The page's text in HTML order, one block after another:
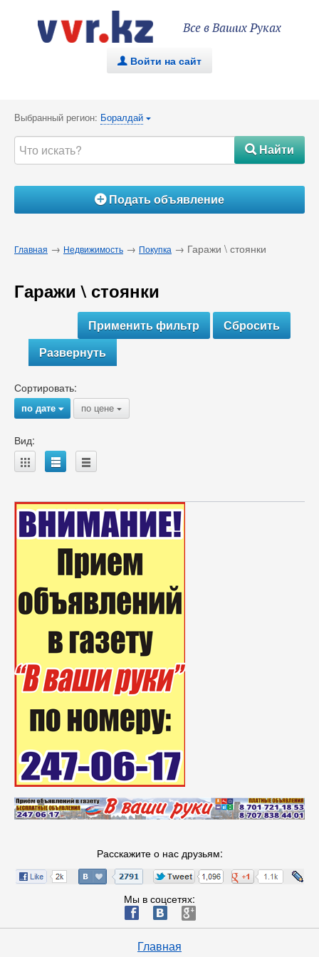
Все в Ваших Руках
. Войти на сайт
Выбранный регион: Боралдай {
#Найти
ÁПодать объявление
Главная → Недвижимость → Покупка → Гаражи \ стоянки
Гаражи \ стоянки
Развернуть
Сортировать:
по дате{ по цене {
Вид:
A B C
Расскажите о нас друзьям:
Мы в соцсетях:
ä æ è
Главная